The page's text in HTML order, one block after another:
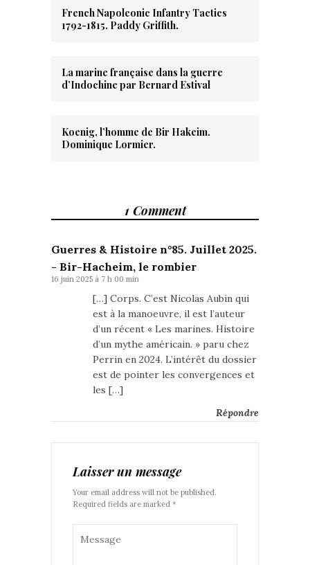
French Napoleonic Infantry Tactics
1792-1815. Paddy Griffith.
La marine française dans la guerre
d’Indochine par Bernard Estival
Koenig, l’homme de Bir Hakeim.
Dominique Lormier.
1 Comment
Guerres & Histoire n°85. Juillet 2025.
- Bir-Hacheim, le rombier
16 juin 2025 à 7 h 00 min
[…] Corps. C’est Nicolas Aubin qui
est à la manoeuvre, il est l’auteur
d’un récent « Les marines. Histoire
d’un mythe américain. » paru chez
Perrin en 2024. L’intérêt du dossier
est de pointer les convergences et
les […]
Répondre
Laisser un message
Your email address will not be published.
Required fields are marked *